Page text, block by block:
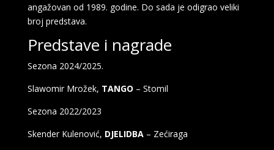
angažovan od 1989. godine. Do sada je odigrao veliki
broj predstava.
Predstave i nagrade
Sezona 2024/2025.
Slawomir Mrožek, TANGO – Stomil
Sezona 2022/2023
Skender Kulenović, DJELIDBA– Zećiraga